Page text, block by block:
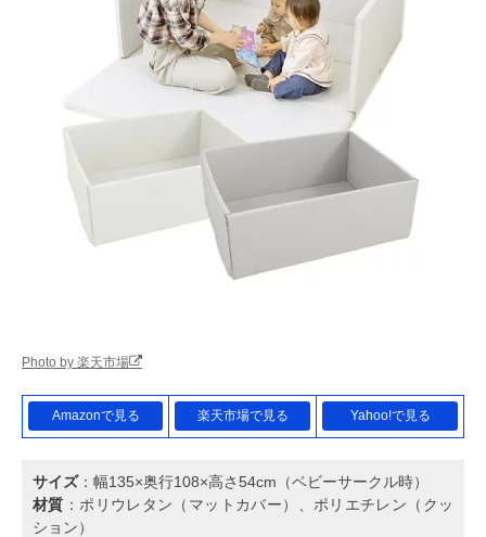
Photo by 楽天市場
Amazonで見る 楽天市場で見る Yahoo!で見る
サイズ：幅135×奥行108×高さ54cm（ベビーサークル時）
材質 ：ポリウレタン（マットカバー）、ポリエチレン（クッ
ション）